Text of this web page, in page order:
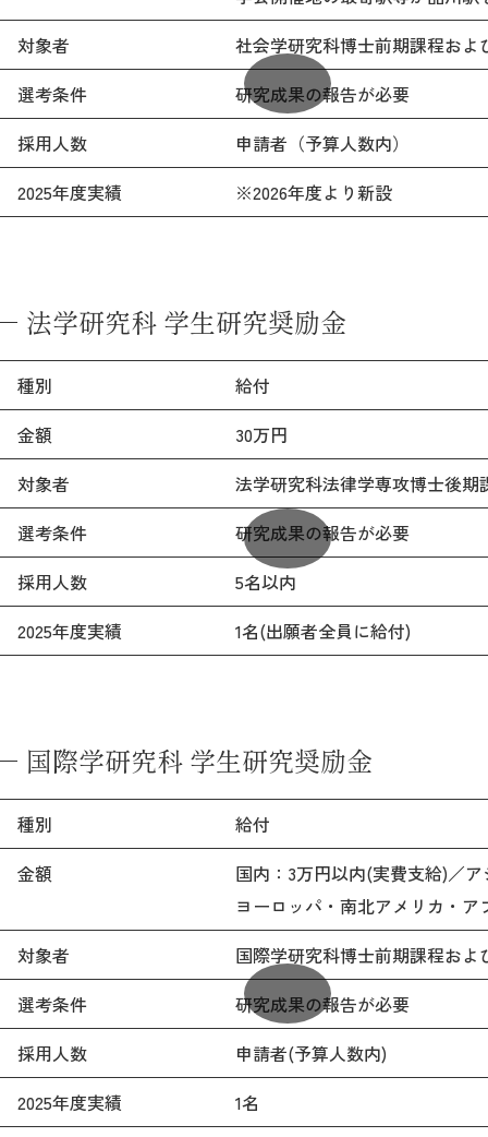
対象者
社会学研究科博士前期課程お
選考条件
研究成果の報告が必要
採用人数
申請者（予算人数内）
2025年度実績
※2026年度より新設
法学研究科 学生研究奨励金
種別
給付
金額
30万円
対象者
法学研究科法律学専攻博士後
選考条件
研究成果の報告が必要
採用人数
5名以内
2025年度実績
1名(出願者全員に給付)
国際学研究科 学生研究奨励金
種別
給付
金額
国内：3万円以内(実費支給)／
ヨーロッパ・南北アメリカ・
対象者
国際学研究科博士前期課程お
選考条件
研究成果の報告が必要
採用人数
申請者(予算人数内)
2025年度実績
1名